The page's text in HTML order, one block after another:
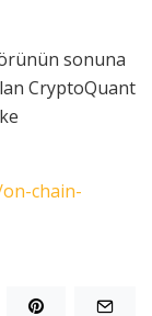
sonuna
CryptoQuant
chain-